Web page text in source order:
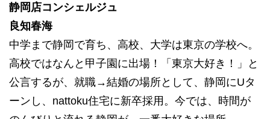
静岡店コンシェルジュ
良知春海
中学まで静岡で育ち、高校、大学は東京の学校へ。
高校ではなんと甲子園に出場！「東京大好き！」と
公言するが、就職→結婚の場所として、静岡にUタ
ーンし、nattoku住宅に新卒採用。今では、時間が